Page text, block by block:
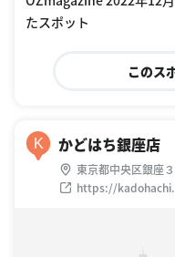
たスポット
このス
K かどはち銀座店
東京都中央区銀座
https://